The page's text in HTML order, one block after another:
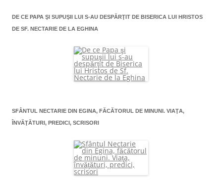
DE CE PAPA ŞI SUPUŞII LUI S-AU DESPĂRŢIT DE BISERICA LUI HRISTOS
DE SF. NECTARIE DE LA EGHINA
SFÂNTUL NECTARIE DIN EGINA, FĂCĂTORUL DE MINUNI. VIAŢA,
ÎNVĂŢĂTURI, PREDICI, SCRISORI